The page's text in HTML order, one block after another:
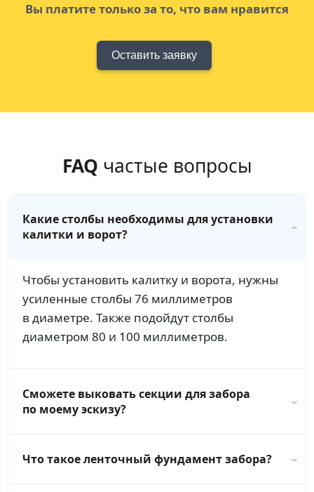
Вы платите только за то, что вам нравится
Оставить заявку
FAQ частые вопросы
Какие столбы необходимы для установки
калитки и ворот?
Чтобы установить калитку и ворота, нужны
усиленные столбы 76 миллиметров
в диаметре. Также подойдут столбы
диаметром 80 и 100 миллиметров.
Сможете выковать секции для забора
по моему эскизу?
Что такое ленточный фундамент забора?